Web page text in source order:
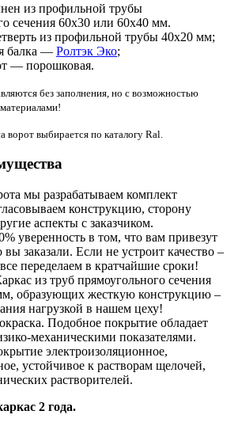
из профильной трубы
сечения 60х30 или 60х40 мм.
из профильной трубы 40х20 мм;
балка — Ролтэк Эко;
— порошковая.
без заполнения, но с возможностью
ворот выбирается по каталогу Ral.
мы разрабатываем комплект
конструкцию, сторону
аспекты с заказчиком.
уверенность в том, что вам привезут
заказали. Если не устроит качество –
переделаем в кратчайшие сроки!
из труб прямоугольного сечения
образующих жесткую конструкцию –
нагрузкой в нашем цеху!
Подобное покрытие обладает
механическими показателями.
электроизоляционное,
устойчивое к растворам щелочей,
растворителей.
2 года.